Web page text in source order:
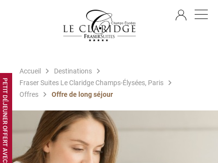
Accueil
Destinations
Fraser Suites Le Claridge Champs-Élysées, Paris
Offres
Offre de long séjour